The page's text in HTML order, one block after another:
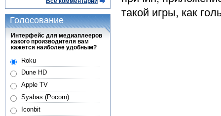
такой игры, как
Голосование
Интерфейс для медиаплееров
какого производителя вам
кажется наиболее удобным?
Roku
Dune HD
Apple TV
Syabas (Pocorn)
Iconbit